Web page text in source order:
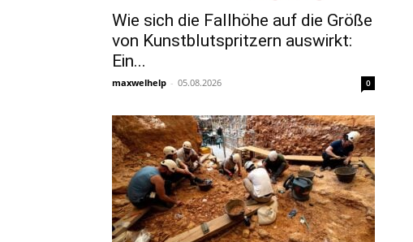
Wie sich die Fallhöhe auf die Größe
von Kunstblutspritzern auswirkt:
Ein...
maxwelhelp - 05.08.2026 0